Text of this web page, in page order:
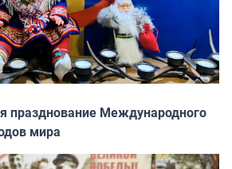
празднование Международного
мира